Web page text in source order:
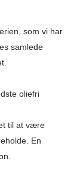
som vi har
samlede
oliefri
til at være
En